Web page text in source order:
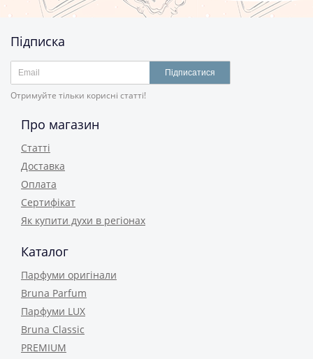
Підписка
Підписатися
Отримуйте тільки корисні статті!
Про магазин
Статті
Доставка
Оплата
Сертифікат
Як купити духи в регіонах
Каталог
Парфуми оригінали
Bruna Parfum
Парфуми LUX
Bruna Classic
PREMIUM